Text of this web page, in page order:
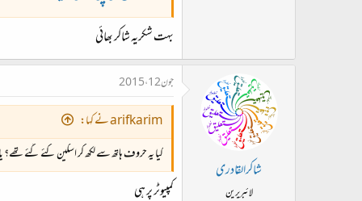
بہت شکریہ شاکر بھائی
شاکرالقادری
لائبریرین
جون 12، 2015
arifkarim نے کہا:
کیا یہ حروف ہاتھ سے لکھ کر اسکین کئے گئے تھے؟ یا
کمپیوٹر پر ہی